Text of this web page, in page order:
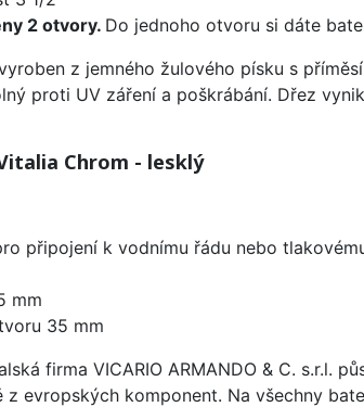
2 otvory. Do jednoho otvoru si dáte
z jemného žulového písku s
proti UV záření a poškrábání. Dřez
Chrom - lesklý
připojení k vodnímu řádu nebo
mm
35 mm
firma VICARIO ARMANDO & C. s.r.l.
evropských komponent. Na všechny